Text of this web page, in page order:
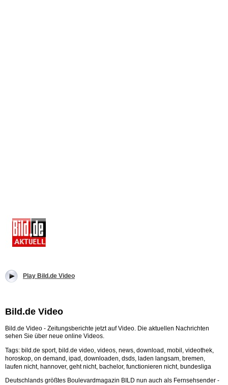
Play Bild.de Video
Bild.de Video
Bild.de Video - Zeitungsberichte jetzt auf Video. Die aktuellen Nachrichten
sehen Sie über neue online Videos.
Tags: bild.de sport, bild.de video, videos, news, download, mobil, videothek,
horoskop, on demand, ipad, downloaden, dsds, laden langsam, bremen,
laufen nicht, hannover, geht nicht, bachelor, functionieren nicht, bundesliga
Deutschlands größtes Boulevardmagazin BILD nun auch als Fernsehsender -